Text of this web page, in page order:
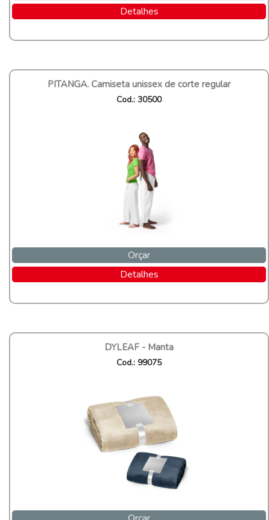
Detalhes
PITANGA. Camiseta unissex de corte regular
Cod.: 30500
Orçar
Detalhes
DYLEAF - Manta
Cod.: 99075